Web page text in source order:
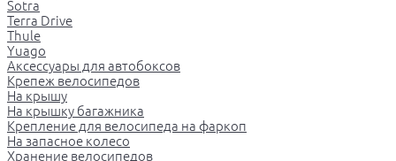
Sotra
Terra Drive
Thule
Yuago
Аксессуары для автобоксов
Крепеж велосипедов
На крышу
На крышку багажника
Крепление для велосипеда на фаркоп
На запасное колесо
Хранение велосипедов